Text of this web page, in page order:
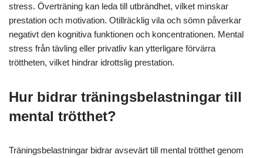
stress. Överträning kan leda till utbrändhet, vilket minskar
prestation och motivation. Otillräcklig vila och sömn påverkar
negativt den kognitiva funktionen och koncentrationen. Mental
stress från tävling eller privatliv kan ytterligare förvärra
tröttheten, vilket hindrar idrottslig prestation.
Hur bidrar träningsbelastningar till
mental trötthet?
Träningsbelastningar bidrar avsevärt till mental trötthet genom